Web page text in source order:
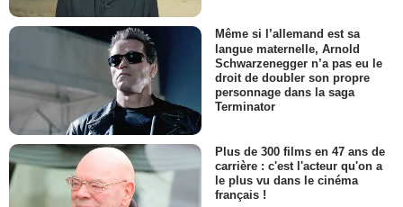
Même si l’allemand est sa
langue maternelle, Arnold
Schwarzenegger n’a pas eu le
droit de doubler son propre
personnage dans la saga
Terminator
Plus de 300 films en 47 ans de
carrière : c'est l'acteur qu'on a
le plus vu dans le cinéma
français !